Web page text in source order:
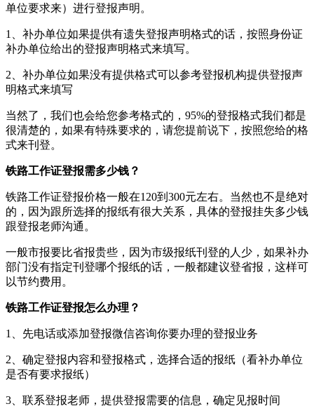
单位要求来）进行登报声明。
1、补办单位如果提供有遗失登报声明格式的话，按照身份证
补办单位给出的登报声明格式来填写。
2、补办单位如果没有提供格式可以参考登报机构提供登报声
明格式来填写
当然了，我们也会给您参考格式的，95%的登报格式我们都是
很清楚的，如果有特殊要求的，请您提前说下，按照您给的格
式来刊登。
铁路工作证登报需多少钱？
铁路工作证登报价格一般在120到300元左右。当然也不是绝对
的，因为跟所选择的报纸有很大关系，具体的登报挂失多少钱
跟登报老师沟通。
一般市报要比省报贵些，因为市级报纸刊登的人少，如果补办
部门没有指定刊登哪个报纸的话，一般都建议登省报，这样可
以节约费用。
铁路工作证登报怎么办理？
1、先电话或添加登报微信咨询你要办理的登报业务
2、确定登报内容和登报格式，选择合适的报纸（看补办单位
是否有要求报纸）
3、联系登报老师，提供登报需要的信息，确定见报时间